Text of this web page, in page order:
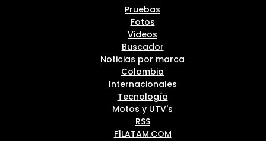
Pruebas
Fotos
Videos
Buscador
Noticias por marca
Colombia
Internacionales
Tecnología
Motos y UTV's
RSS
F1LATAM.COM